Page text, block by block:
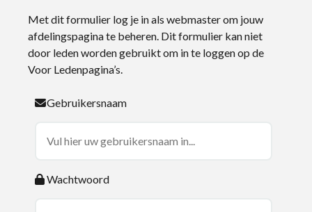
Met dit formulier log je in als webmaster om jouw
afdelingspagina te beheren. Dit formulier kan niet
door leden worden gebruikt om in te loggen op de
Voor Ledenpagina’s.
Gebruikersnaam
Wachtwoord